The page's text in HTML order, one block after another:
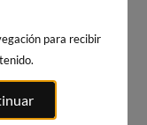
para recibir